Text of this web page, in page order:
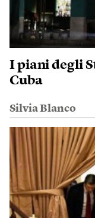
I piani degli
Cuba
Silvia Blanco